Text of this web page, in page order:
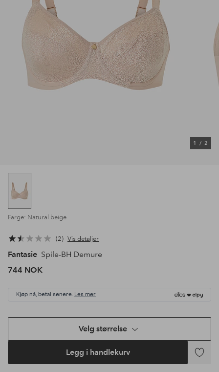
1 / 2
Farge: Natural beige
2 Vis detaljer
Fantasie Spile-BH Demure
744 NOK
Kjøp nå, betal senere. Les mer
Velg størrelse
Legg i handlekurv
Legg